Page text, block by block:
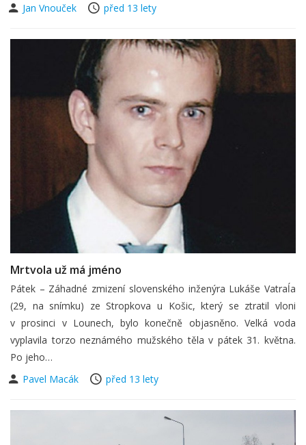
Jan Vnouček
před 13 lety
Mrtvola už má jméno
Pátek – Záhadné zmizení slovenského inženýra Lukáše Vatraĺa
(29, na snímku) ze Stropkova u Košic, který se ztratil vloni
v prosinci v Lounech, bylo konečně objasněno. Velká voda
vyplavila torzo neznámého mužského těla v pátek 31. května.
Po jeho…
Pavel Macák
před 13 lety